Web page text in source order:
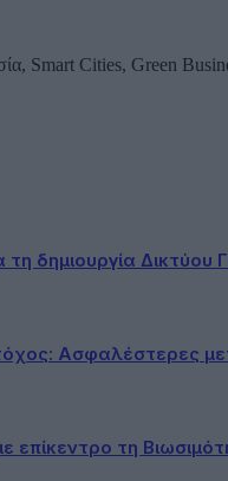
Smart Cities, Green
δημιουργία
Ασφαλέστερες
επίκεντρο τη